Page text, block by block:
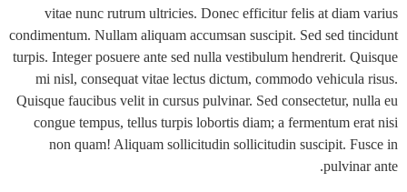
vitae nunc rutrum ultricies. Donec efficitur felis at
condimentum. Nullam aliquam accumsan suscipit. Sed sed
turpis. Integer posuere ante sed nulla vestibulum hendrerit.
mi nisl, consequat vitae lectus dictum, commodo
Quisque faucibus velit in cursus pulvinar. Sed consectetur,
congue tempus, tellus turpis lobortis diam; a fermentum
non quam! Aliquam sollicitudin sollicitudin suscipit.